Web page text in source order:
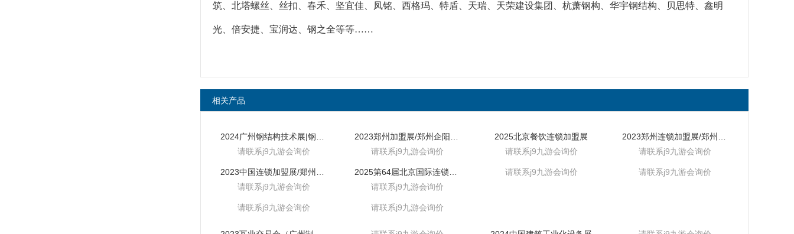
筑、北塔螺丝、丝扣、春禾、坚宜佳、凤铭、西格玛、特盾、天瑞、天荣建设集团、杭萧钢构、华宇钢结构、贝思特、鑫明
光、倍安捷、宝润达、钢之全等等……
相关产品
请联系j9九游会询价
请联系j9九游会询价
2025北京餐饮连锁加盟展
请联系j9九游会询价
请联系j9九游会询价
请联系j9九游会询价
请联系j9九游会询价
请联系j9九游会询价 请联系j9九游会询价
请联系j9九游会询价 请联系j9九游会询价